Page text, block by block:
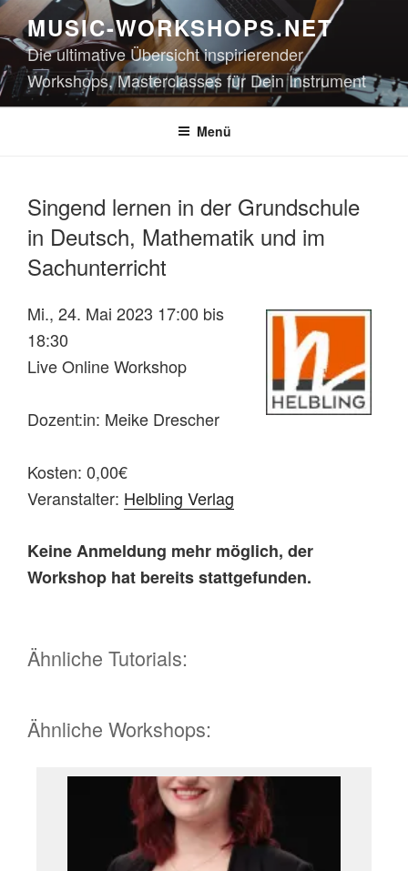
Zum
Inhalt
springen
MUSIC-WORKSHOPS.NET
Die ultimative Übersicht inspirierender
Workshops, Masterclasses für Dein Instrument
Menü
Singend lernen in der Grundschule
in Deutsch, Mathematik und im
Sachunterricht
Mi., 24. Mai 2023 17:00 bis
18:30
Live Online Workshop
Dozent:in: Meike Drescher
Kosten: 0,00€
Veranstalter: Helbling Verlag
Keine Anmeldung mehr möglich, der
Workshop hat bereits stattgefunden.
Ähnliche Tutorials:
Ähnliche Workshops: